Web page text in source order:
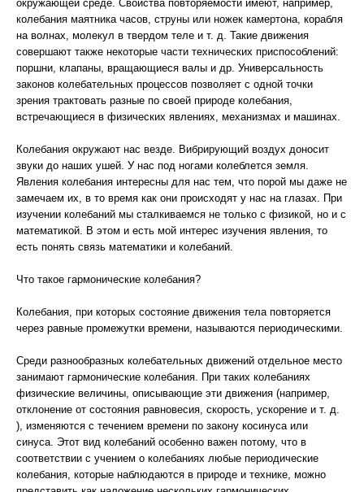
окружающей среде. Свойства повторяемости имеют, например,
колебания маятника часов, струны или ножек камертона, корабля
на волнах, молекул в твердом теле и т. д. Такие движения
совершают также некоторые части технических приспособлений:
поршни, клапаны, вращающиеся валы и др. Универсальность
законов колебательных процессов позволяет с одной точки
зрения трактовать разные по своей природе колебания,
встречающиеся в физических явлениях, механизмах и машинах.
Колебания окружают нас везде. Вибрирующий воздух доносит
звуки до наших ушей. У нас под ногами колеблется земля.
Явления колебания интересны для нас тем, что порой мы даже не
замечаем их, в то время как они происходят у нас на глазах. При
изучении колебаний мы сталкиваемся не только с физикой, но и с
математикой. В этом и есть мой интерес изучения явления, то
есть понять связь математики и колебаний.
Что такое гармонические колебания?
Колебания, при которых состояние движения тела повторяется
через равные промежутки времени, называются периодическими.
Среди разнообразных колебательных движений отдельное место
занимают гармонические колебания. При таких колебаниях
физические величины, описывающие эти движения (например,
отклонение от состояния равновесия, скорость, ускорение и т. д.
), изменяются с течением времени по закону косинуса или
синуса. Этот вид колебаний особенно важен потому, что в
соответствии с учением о колебаниях любые периодические
колебания, которые наблюдаются в природе и технике, можно